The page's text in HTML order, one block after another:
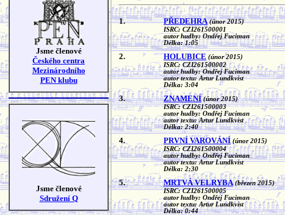
Jsme členové
Českého centra
Mezinárodního
PEN klubu
Jsme členové
Sdružení Q
1. PŘEDEHRA (únor 2015)
ISRC: CZI261500001
autor hudby: Ondřej Fuciman
Délka: 1:05
2. HOLUBICE (únor 2015)
ISRC: CZI261500002
autor hudby: Ondřej Fuciman
autor textu: Artur Lundkvist
Délka: 3:04
3. ZNAMENÍ (únor 2015)
ISRC: CZI261500003
autor hudby: Ondřej Fuciman
autor textu: Artur Lundkvist
Délka: 2:40
4. PRVNÍ VAROVÁNÍ (únor 2015)
ISRC: CZI261500004
autor hudby: Ondřej Fuciman
autor textu: Artur Lundkvist
Délka: 2:30
5. MRTVÁ VELRYBA (březen 2015)
ISRC: CZI261500005
autor hudby: Ondřej Fuciman
autor textu: Artur Lundkvist
Délka: 0:44